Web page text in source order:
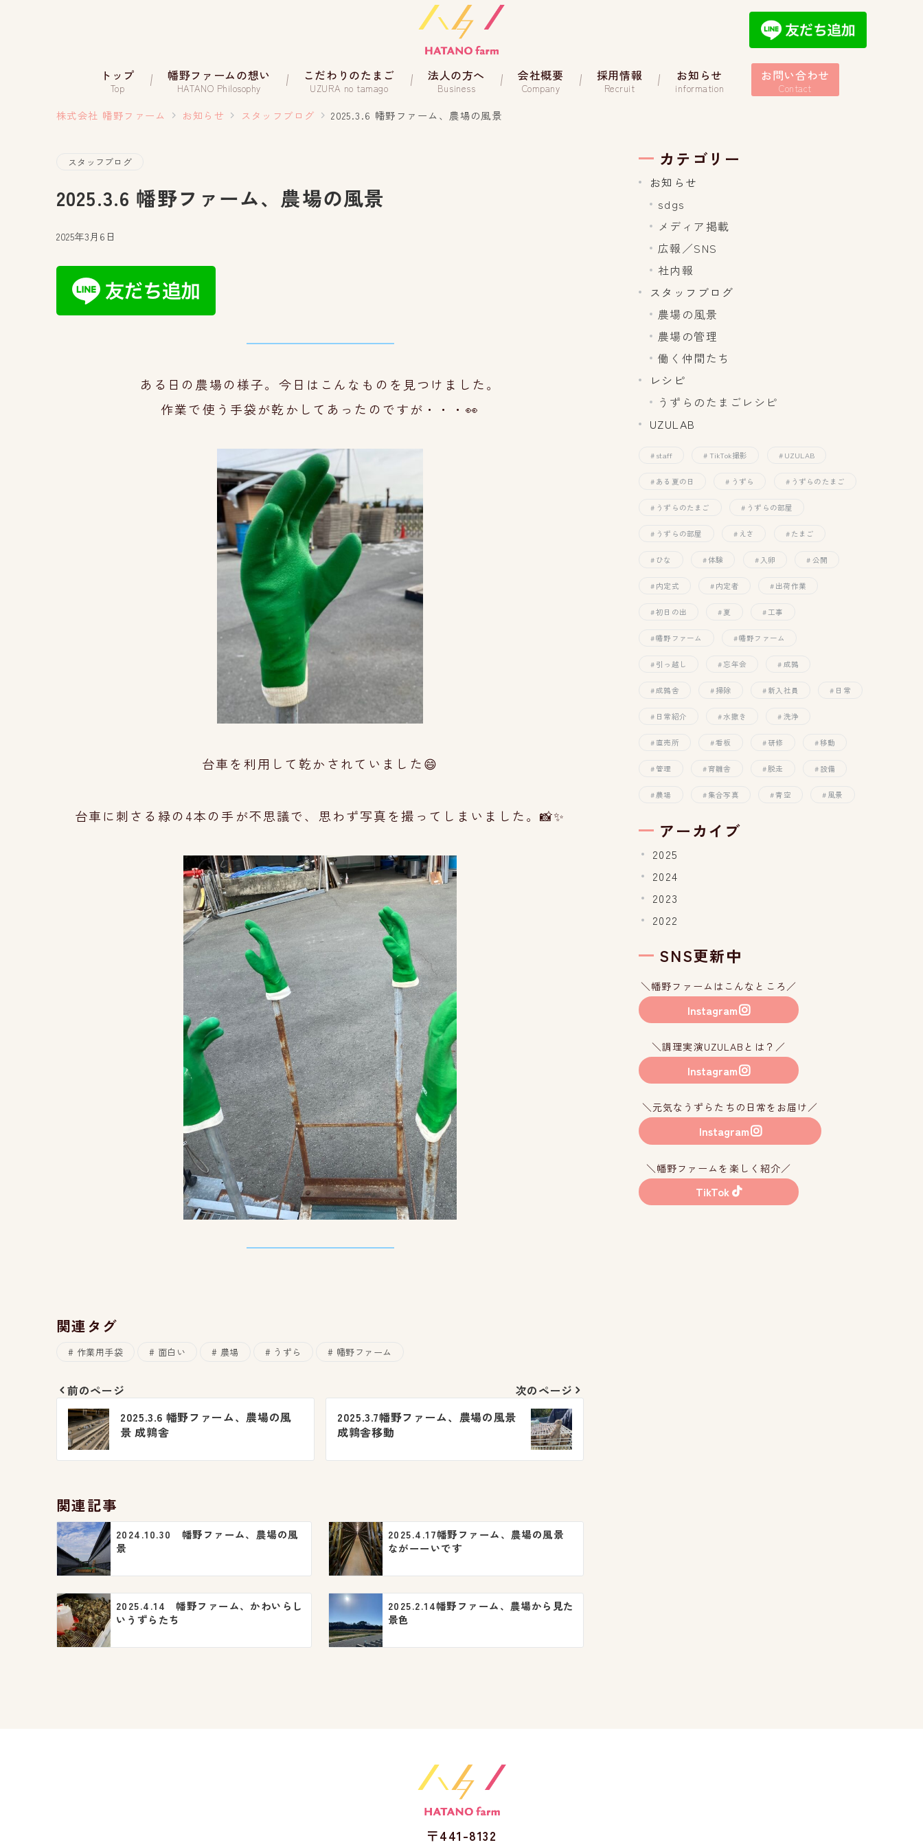
トップ
Top
幡野ファームの想い
HATANO Philosophy
こだわりのたまご
UZURA no tamago
法人の方へ
Business
会社概要
Company
採用情報
Recruit
お知らせ
information
お問い合わせ
Contact
株式会社 幡野ファーム お知らせ スタッフブログ 2025.3.6 幡野ファーム、農場の風景
スタッフブログ
2025.3.6 幡野ファーム、農場の風景
2025年3月6日
ある日の農場の様子。 今日はこんなものを見つけました。
作業で使う手袋が乾かして あったのですが・・・👀
台車を利用して乾かされていました😄
台車に刺さる緑の4本の手が不思議で、 思わず写真を撮ってしまいました。📸✨
関連タグ
作業用手袋 面白い 農場 うずら 幡野ファーム
投
稿
ナ
ゲ
ー
シ
ョ
ン
前のページ
2025.3.6 幡野ファーム、農場の風
景 成鶉舎
次のページ
2025.3.7幡野ファーム、農場の風景
成鶉舎移動
関連記事
2024.10.30 幡野ファーム、農場の風
景
2025.4.17幡野ファーム、農場の風景
ながーーいです
2025.4.14 幡野ファーム、かわいらし
いうずらたち
2025.2.14幡野ファーム、農場から見た
景色
カテゴリー
お知らせ
sdgs
メディア掲載
広報／SNS
社内報
スタッフブログ
農場の風景
農場の管理
働く仲間たち
レシピ
うずらのたまごレシピ
UZULAB
staff TikTok撮影 UZULAB
ある夏の日 うずら うずらのたまご
うずらのたまご うずらの部屋
うずらの部屋 えさ たまご
ひな 体験 入卵 公開
内定式 内定者 出荷作業
初日の出 夏 工事
幡野ファーム 幡野ファーム
引っ越し 忘年会 成鶉
成鶉舎 掃除 新入社員 日常
日常紹介 水撒き 洗浄
直売所 看板 研修 移動
管理 育雛舎 脱走 設備
農場 集合写真 青空 風景
アーカイブ
2025
2024
2023
2022
SNS更新中
＼幡野ファームはこんなところ／
Instagram
＼調理実演UZULABとは？／
Instagram
＼元気なうずらたちの日常をお届け／
Instagram
＼幡野ファームを楽しく紹介／
TikTok
〒441-8132